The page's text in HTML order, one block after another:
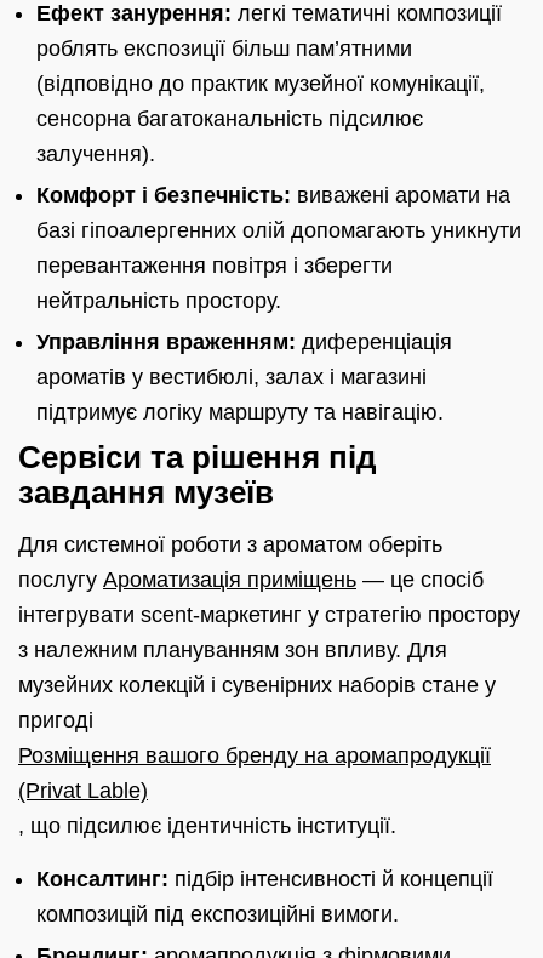
Ефект занурення: легкі тематичні композиції
роблять експозиції більш пам’ятними
(відповідно до практик музейної комунікації,
сенсорна багатоканальність підсилює
залучення).
Комфорт і безпечність: виважені аромати на
базі гіпоалергенних олій допомагають уникнути
перевантаження повітря і зберегти
нейтральність простору.
Управління враженням: диференціація
ароматів у вестибюлі, залах і магазині
підтримує логіку маршруту та навігацію.
Сервіси та рішення під
завдання музеїв
Для системної роботи з ароматом оберіть
послугу Ароматизація приміщень — це спосіб
інтегрувати scent-маркетинг у стратегію простору
з належним плануванням зон впливу. Для
музейних колекцій і сувенірних наборів стане у
пригоді
Розміщення вашого бренду на аромапродукції
(Privat Lable)
, що підсилює ідентичність інституції.
Консалтинг: підбір інтенсивності й концепції
композицій під експозиційні вимоги.